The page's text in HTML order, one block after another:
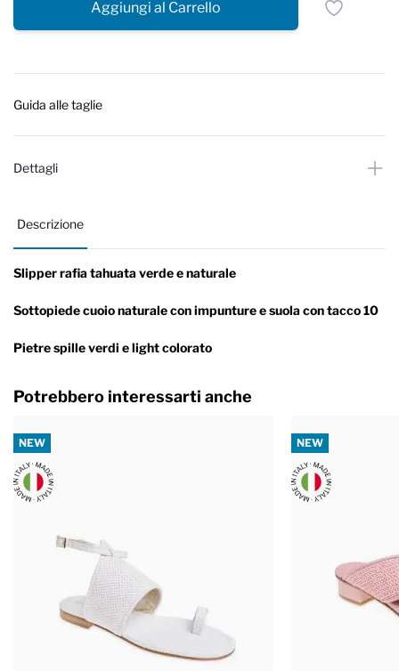
Aggiungi al Carrello
Guida alle taglie
Dettagli
Descrizione
Slipper rafia tahuata verde e naturale
Sottopiede cuoio naturale con impunture e suola con tacco 10
Pietre spille verdi e light colorato
Potrebbero interessarti anche
NEW NEW